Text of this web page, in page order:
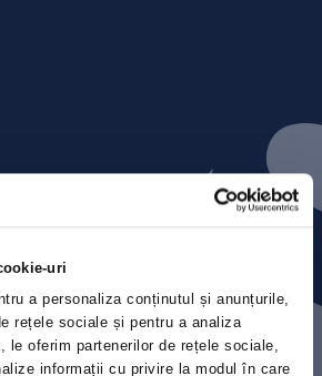
uri
a personaliza conținutul și anunțurile,
rețele sociale și pentru a analiza
le oferim partenerilor de rețele sociale,
informații cu privire la modul în care